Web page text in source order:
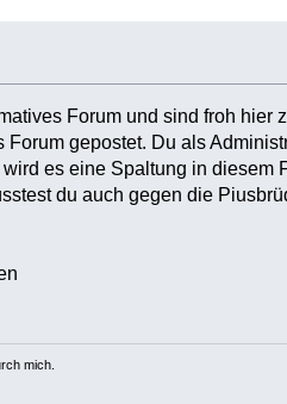
Forum und sind froh hier
gepostet. Du als
es eine Spaltung in diesem
du auch gegen die
mich.